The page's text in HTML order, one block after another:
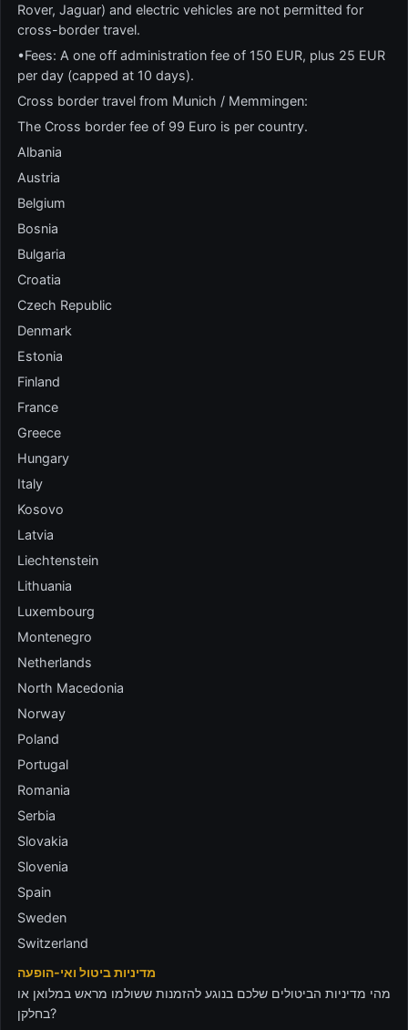
Rover, Jaguar) and electric vehicles are not permitted for
cross-border travel.
•Fees: A one off administration fee of 150 EUR, plus 25 EUR
per day (capped at 10 days).
Cross border travel from Munich / Memmingen:
The Cross border fee of 99 Euro is per country.
Albania
Austria
Belgium
Bosnia
Bulgaria
Croatia
Czech Republic
Denmark
Estonia
Finland
France
Greece
Hungary
Italy
Kosovo
Latvia
Liechtenstein
Lithuania
Luxembourg
Montenegro
Netherlands
North Macedonia
Norway
Poland
Portugal
Romania
Serbia
Slovakia
Slovenia
Spain
Sweden
Switzerland
מדיניות ביטול ואי-הופעה
מהי מדיניות הביטולים שלכם בנוגע להזמנות ששולמו מראש במלואן או
בחלקן?